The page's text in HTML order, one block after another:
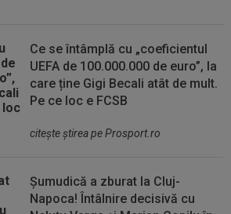
Ce se întâmplă cu „coeficientul
UEFA de 100.000.000 de euro”, la
care ține Gigi Becali atât de mult.
Pe ce loc e FCSB
citeşte ştirea pe Prosport.ro
Șumudică a zburat la Cluj-
Napoca! Întâlnire decisivă cu